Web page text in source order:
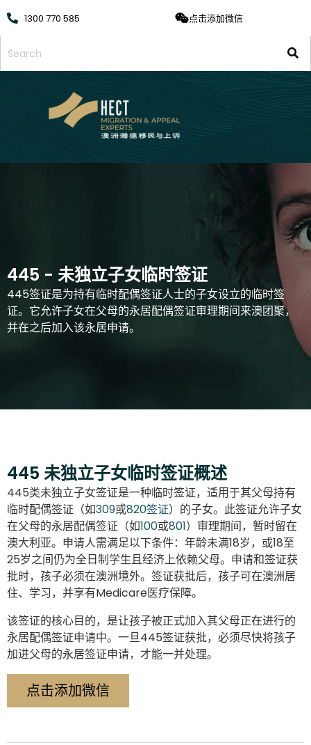
1300 770 585 点击添加微信
445 - 未独立子女临时签证
445签证是为持有临时配偶签证人士的子女设立的临时签
证。它允许子女在父母的永居配偶签证审理期间来澳团聚，
并在之后加入该永居申请。
445 未独立子女临时签证概述
445类未独立子女签证是一种临时签证，适用于其父母持有
临时配偶签证（如309或820签证）的子女。此签证允许子女
在父母的永居配偶签证（如100或801）审理期间，暂时留在
澳大利亚。 申请人需满足以下条件：年龄未满18岁，或18至
25岁之间仍为全日制学生且经济上依赖父母。申请和签证获
批时，孩子必须在澳洲境外。 签证获批后，孩子可在澳洲居
住、学习，并享有Medicare医疗保障。
该签证的核心目的，是让孩子被正式加入其父母正在进行的
永居配偶签证申请中。一旦445签证获批，必须尽快将孩子
加进父母的永居签证申请，才能一并处理。
点击添加微信